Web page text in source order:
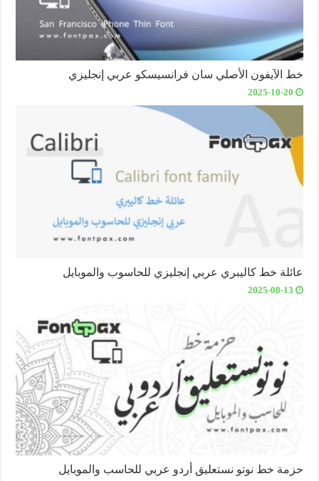
خط الآيفون الأصلي سان فرانسيسكو عربي إنجليزي
2025-10-20
عائلة خط كاليبري عربي إنجليزي للحاسوب والموبايل
2025-08-13
حزمة خط نوتو نستعليق أردو عربي للحاسب والموبايل